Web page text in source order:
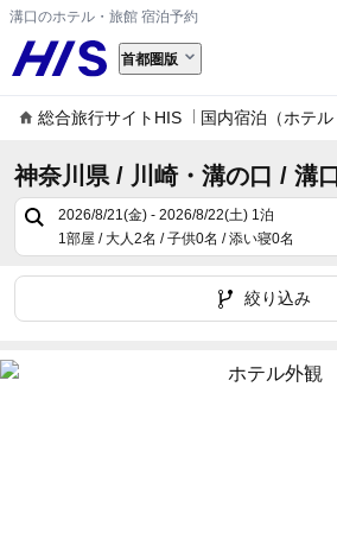
溝口のホテル・旅館 宿泊予約
首都圏版
総合旅行サイトHIS 国内宿泊（ホテル
神奈川県 / 川崎・溝の口 / 溝口
2026/8/21(金) - 2026/8/22(土) 1泊
1部屋 / 大人2名 / 子供0名 / 添い寝0名
絞り込み